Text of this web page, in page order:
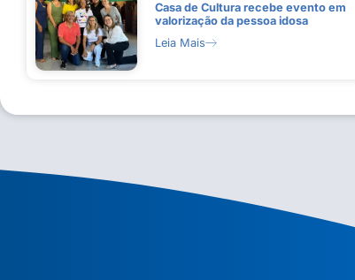
Casa de Cultura recebe evento em
valorização da pessoa idosa
Leia Mais